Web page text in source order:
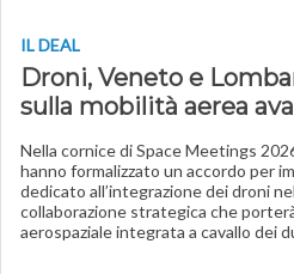
IL DEAL
Droni, Veneto e
sulla mobilità aerea
Nella cornice di Space Meetings
hanno formalizzato un accordo per
dedicato all’integrazione dei droni
collaborazione strategica che
aerospaziale integrata a cavallo dei